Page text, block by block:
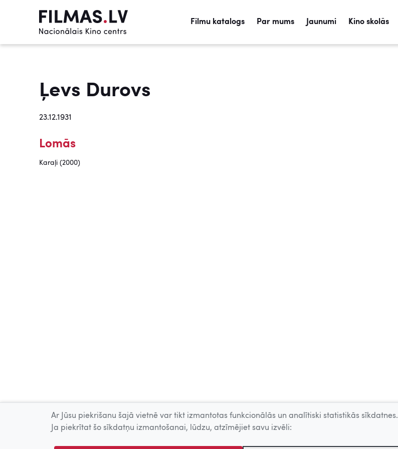
Filmu katalogs Par mums Jaunumi Kino skolās
Ļevs Durovs
23.12.1931
Lomās
Karaļi (2000)
Ar Jūsu piekrišanu šajā vietnē var tikt izmantotas funkcionālās un analītiski statistikās sīkdatnes.
Ja piekrītat šo sīkdatņu izmantošanai, lūdzu, atzīmējiet savu izvēli: